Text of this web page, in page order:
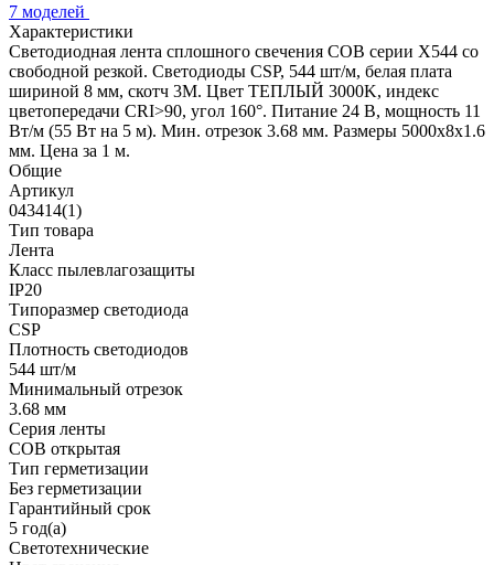
7 моделей
Характеристики
Светодиодная лента сплошного свечения COB серии X544 со
свободной резкой. Светодиоды CSP, 544 шт/м, белая плата
шириной 8 мм, скотч 3M. Цвет ТЕПЛЫЙ 3000K, индекс
цветопередачи CRI>90, угол 160°. Питание 24 В, мощность 11
Вт/м (55 Вт на 5 м). Мин. отрезок 3.68 мм. Размеры 5000х8х1.6
мм. Цена за 1 м.
Общие
Артикул
043414(1)
Тип товара
Лента
Класс пылевлагозащиты
IP20
Типоразмер светодиода
CSP
Плотность светодиодов
544 шт/м
Минимальный отрезок
3.68 мм
Серия ленты
COB открытая
Тип герметизации
Без герметизации
Гарантийный срок
5 год(а)
Светотехнические